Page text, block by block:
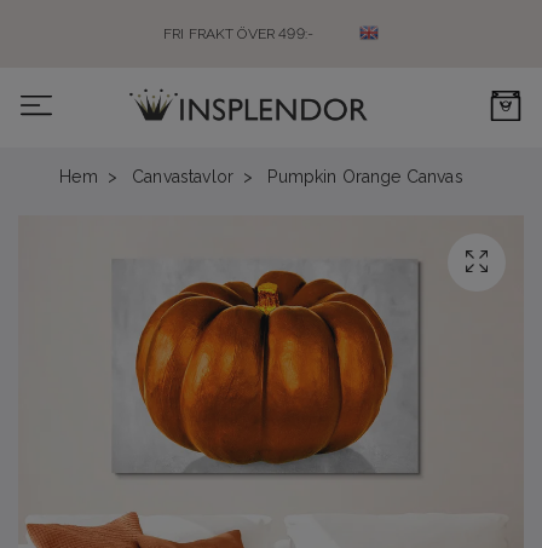
FRI FRAKT ÖVER 499:-
0
Hem Canvastavlor Pumpkin Orange Canvas